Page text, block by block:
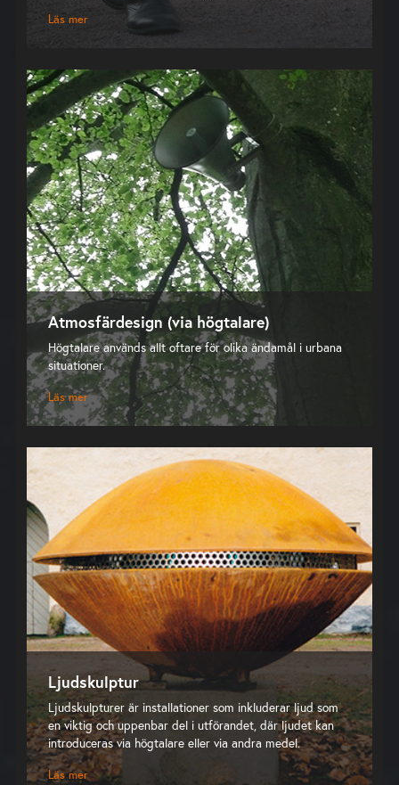
Läs mer
Atmosfärdesign (via högtalare)
Högtalare används allt oftare för olika ändamål i urbana
situationer.
Läs mer
Ljudskulptur
Ljudskulpturer är installationer som inkluderar ljud som
en viktig och uppenbar del i utförandet, där ljudet kan
introduceras via högtalare eller via andra medel.
Läs mer